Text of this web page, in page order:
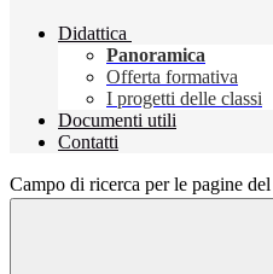
Didattica
Panoramica
Offerta formativa
I progetti delle classi
Documenti utili
Contatti
Campo di ricerca per le pagine